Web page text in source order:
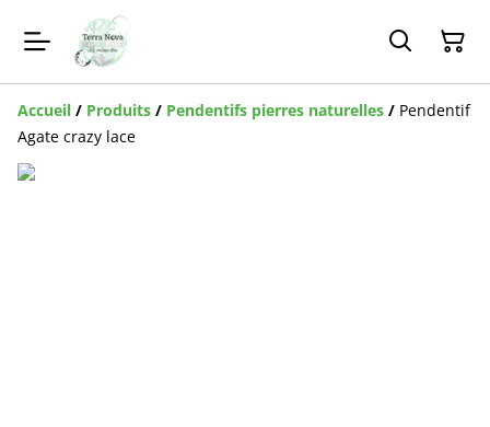
Accueil / Produits / Pendentifs pierres naturelles / Pendentif
Agate crazy lace